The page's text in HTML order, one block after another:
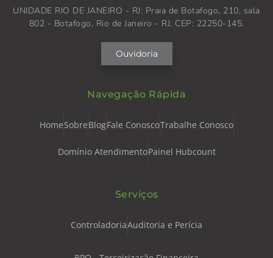
UNIDADE RIO DE JANEIRO - RJ: Praia de Botafogo, 210, sala
802 - Botafogo, Rio de Janeiro - RJ. CEP: 22250-145.
Ouvidoria
Navegação Rápida
HomeSobreBlogFale ConoscoTrabalhe Conosco
Domínio AtendimentoPainel Hubcount
Serviços
ControladoriaAuditoria e Perícia